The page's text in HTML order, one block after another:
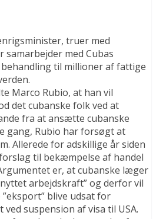
truer med
samarbejder med Cubas
til millioner af fattige
Marco Rubio, at han vil
det cubanske folk ved at
fra at ansætte cubanske
gang, Rubio har forsøgt at
Allerede for adskillige år siden
til bekæmpelse af handel
er, at cubanske læger
arbejdskraft” og derfor vil
blive udsat for
suspension af ​​visa til USA.